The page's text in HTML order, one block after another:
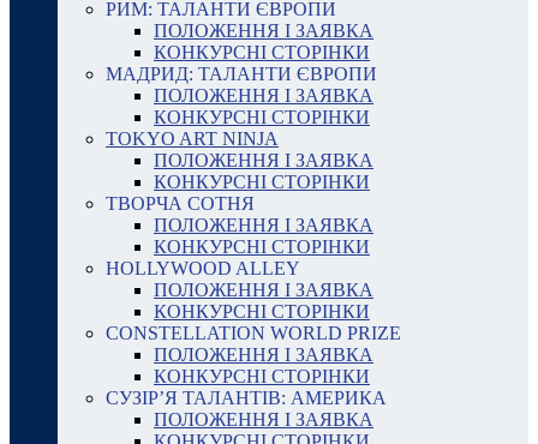
РИМ: ТАЛАНТИ ЄВРОПИ
ПОЛОЖЕННЯ І ЗАЯВКА
КОНКУРСНІ СТОРІНКИ
МАДРИД: ТАЛАНТИ ЄВРОПИ
ПОЛОЖЕННЯ І ЗАЯВКА
КОНКУРСНІ СТОРІНКИ
TOKYO ART NINJA
ПОЛОЖЕННЯ І ЗАЯВКА
КОНКУРСНІ СТОРІНКИ
ТВОРЧА СОТНЯ
ПОЛОЖЕННЯ І ЗАЯВКА
КОНКУРСНІ СТОРІНКИ
HOLLYWOOD ALLEY
ПОЛОЖЕННЯ І ЗАЯВКА
КОНКУРСНІ СТОРІНКИ
CONSTELLATION WORLD PRIZE
ПОЛОЖЕННЯ І ЗАЯВКА
КОНКУРСНІ СТОРІНКИ
СУЗІР’Я ТАЛАНТІВ: АМЕРИКА
ПОЛОЖЕННЯ І ЗАЯВКА